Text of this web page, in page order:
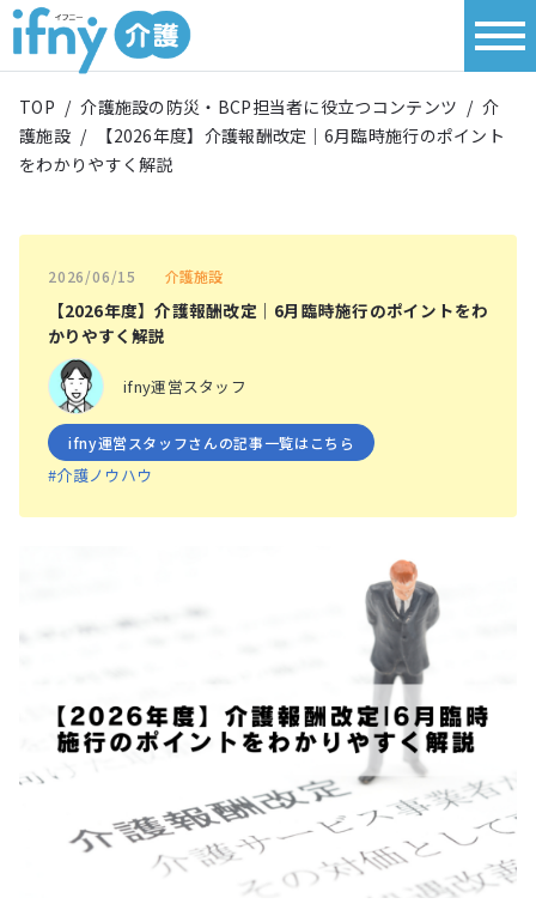
TOP / 介護施設の防災・BCP担当者に役立つコンテンツ / 介
護施設 /
【2026年度】介護報酬改定｜6月臨時施行のポイント
をわかりやすく解説
2026/06/15 介護施設
【2026年度】介護報酬改定｜6月臨時施行のポイントをわ
かりやすく解説
ifny運営スタッフ
ifny運営スタッフさんの記事一覧はこちら
#介護ノウハウ